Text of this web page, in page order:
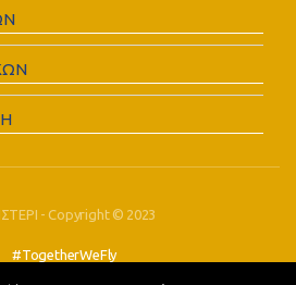
- Copyright © 2023
#TogetherWeFly